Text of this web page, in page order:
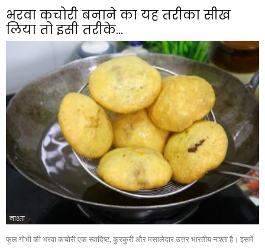
भरवा कचोरी बनाने का यह तरीका सीख
लिया तो इसी तरीके...
नाश्ता
फूल गोभी की भरवा कचोरी एक स्वादिष्ट, कुरकुरी और मसालेदार उत्तर भारतीय नाश्ता है। इसमें